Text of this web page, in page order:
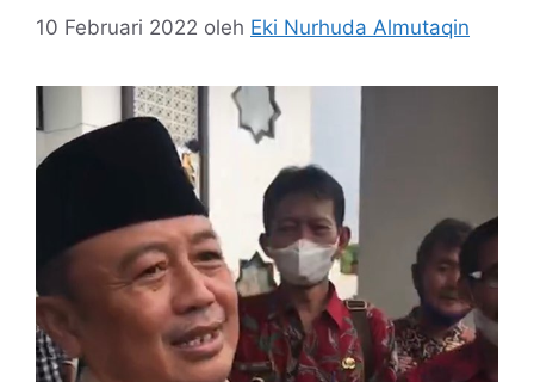
10 Februari 2022 oleh Eki Nurhuda Almutaqin